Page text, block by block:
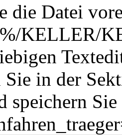
die Datei
KELLER/
Sie in der
speichern